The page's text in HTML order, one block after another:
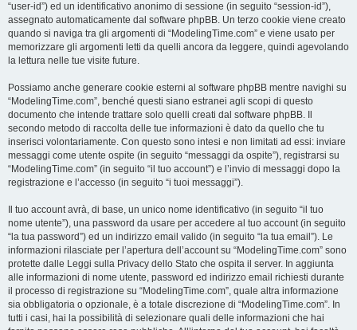
“user-id”) ed un identificativo anonimo di sessione (in seguito “session-id”),
assegnato automaticamente dal software phpBB. Un terzo cookie viene creato
quando si naviga tra gli argomenti di “ModelingTime.com” e viene usato per
memorizzare gli argomenti letti da quelli ancora da leggere, quindi agevolando
la lettura nelle tue visite future.
Possiamo anche generare cookie esterni al software phpBB mentre navighi su
“ModelingTime.com”, benché questi siano estranei agli scopi di questo
documento che intende trattare solo quelli creati dal software phpBB. Il
secondo metodo di raccolta delle tue informazioni è dato da quello che tu
inserisci volontariamente. Con questo sono intesi e non limitati ad essi: inviare
messaggi come utente ospite (in seguito “messaggi da ospite”), registrarsi su
“ModelingTime.com” (in seguito “il tuo account”) e l’invio di messaggi dopo la
registrazione e l’accesso (in seguito “i tuoi messaggi”).
Il tuo account avrà, di base, un unico nome identificativo (in seguito “il tuo
nome utente”), una password da usare per accedere al tuo account (in seguito
“la tua password”) ed un indirizzo email valido (in seguito “la tua email”). Le
informazioni rilasciate per l’apertura dell’account su “ModelingTime.com” sono
protette dalle Leggi sulla Privacy dello Stato che ospita il server. In aggiunta
alle informazioni di nome utente, password ed indirizzo email richiesti durante
il processo di registrazione su “ModelingTime.com”, quale altra informazione
sia obbligatoria o opzionale, è a totale discrezione di “ModelingTime.com”. In
tutti i casi, hai la possibilità di selezionare quali delle informazioni che hai